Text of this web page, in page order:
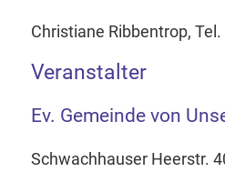
Christiane Ribbentrop,
Veranstalter
Ev. Gemeinde von
Schwachhauser Heerstr.